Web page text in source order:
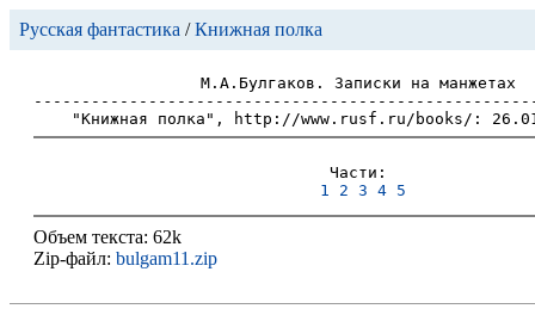
Русская фантастика /Книжная полка
М.А.Булгаков. Записки на манжетах
Части:
1
2 3 4 5
Объем текста: 62k
Zip-файл: bulgam11.zip